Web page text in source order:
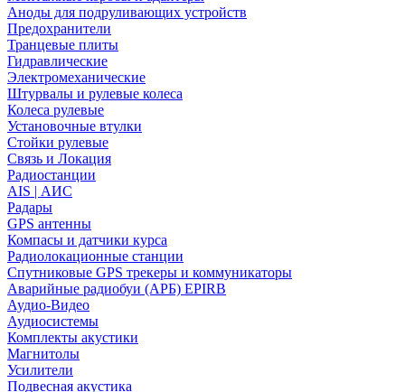
Аноды для подруливающих устройств
Предохранители
Транцевые плиты
Гидравлические
Электромеханические
Штурвалы и рулевые колеса
Колеса рулевые
Установочные втулки
Стойки рулевые
Связь и Локация
Радиостанции
AIS | АИС
Радары
GPS антенны
Компасы и датчики курса
Радиолокационные станции
Спутниковые GPS трекеры и коммуникаторы
Аварийные радиобуи (АРБ) EPIRB
Аудио-Видео
Аудиосистемы
Комплекты акустики
Магнитолы
Усилители
Подвесная акустика